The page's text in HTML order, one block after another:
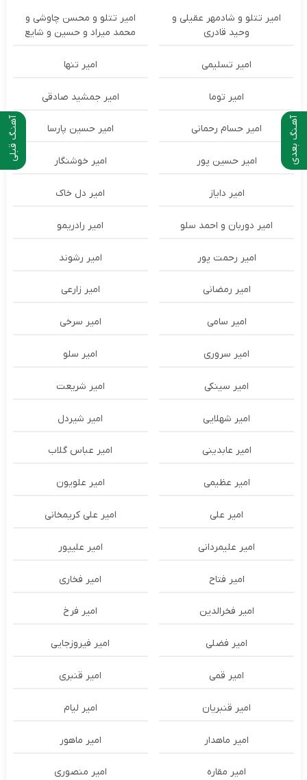
آهنـگ قبلی آهـنگ بعدی
امیر تتلو و شادمهر عقیلی و
وحید قادری
امیر تتلو و محسن چاوشی و
محمد میراد و حسین و شایع
امیر تسلیمی امیر تنها
امیر توما امیر جمشید صادقی
امیر حسام رحمانی امیر حسین پارسا
امیر حسین پور امیر خوشنگار
امیر دایاز امیر دل خاک
امیر دوربان و احمد سلو امیر رادریمو
امیر رحمت پور امیر رشوند
امیر رمضانی امیر زارعی
امیر سامی امیر سرخی
امیر سروری امیر سلو
امیر سینکی امیر شریعت
امیر شهلایی امیر شیردل
امیر عابدینی امیر عباس گلاب
امیر عظیمی امیر علویون
امیر علی امیر علی کریمخانی
امیر علیمردانی امیر علیپور
امیر فتاح امیر فخاری
امیر فخرالدین امیر فرخ
امیر فضلی امیر فیروزجایی
امیر قمی امیر قنبری
امیر قنبریان امیر لیام
امیر ماهدار امیر ماهور
امیر مقاره امیر منصوری